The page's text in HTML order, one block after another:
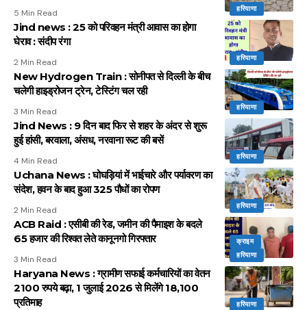
हरियाणा
5 Min Read
हरियाणा
Jind news : 25 को परिवहन मंत्री आवास का होगा
घेराव : संदीप रंगा
2 Min Read
हरियाणा
New Hydrogen Train : सोनीपत से दिल्ली के बीच
चलेगी हाइड्रोजन ट्रेन, टेस्टिंग चल रही
3 Min Read
हरियाणा
Jind News : 9 दिन बाद फिर से शहर के अंदर से शुरू
हुई हांसी, बरवाला, अंसध, नरवाना रूट की बसें
4 Min Read
हरियाणा
Uchana News : घोघड़ियां में भाईचारे और पर्यावरण का
संदेश, हवन के बाद हुआ 325 पौधों का रोपण
2 Min Read
क्राइम
हरियाणा
ACB Raid : एसीबी की रेड, जमीन की पैमाइश के बदले
65 हजार की रिश्वत लेते कानूनगो गिरफ्तार
3 Min Read
हरियाणा
Haryana News : ग्रामीण सफाई कर्मचारियों का वेतन
2100 रुपये बढ़ा, 1 जुलाई 2026 से मिलेंगे 18,100
प्रतिमाह